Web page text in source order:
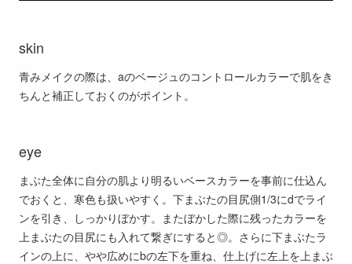
skin
青みメイクの際は、aのベージュのコントロールカラーで肌をき
ちんと補正しておくのがポイント。
eye
まぶた全体に自分の肌より明るいベースカラーを事前に仕込ん
でおくと、寒色も扱いやすく。下まぶたの目尻側1/3にdでライ
ンを引き、しっかりぼかす。またぼかした際に残ったカラーを
上まぶたの目尻にも入れて繋ぎにすると◎。さらに下まぶたラ
インの上に、やや広めにbの左下を重ね、仕上げに左上を上まぶ